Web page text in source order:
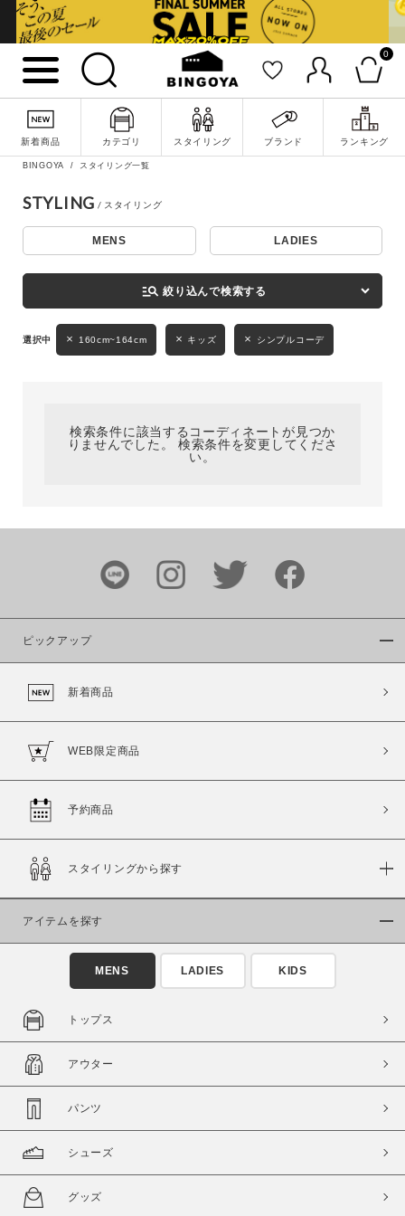
0
新着商品 カテゴリ スタイリング ブランド ランキング
詳細検索
LADIES
カラー
価格
～
商品タイプ
通常商品 予約商品
在庫
在庫あり 在庫なし含む
BINGOYA スタイリング一覧
STYLING
MENS LADIES
manage_search 絞り込んで検索する
160cm~164cm キッズ シンプルコーデ
検索条件に該当するコーディネートが見つか
りませんでした。 検索条件を変更してくださ
い。
ピックアップ
新着商品
WEB限定商品
予約商品
スタイリングから探す
アイテムを探す
MENS LADIES KIDS
トップス
アウター
パンツ
シューズ
グッズ